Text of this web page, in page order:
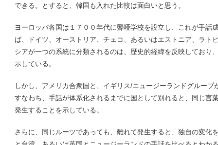
できる。とすると、韓国も入れた比較は面白いと思う。
ヨーロッパ各国は１７００年代に聾唖学校を設立し、これが手話
ば、ドイツ、オーストリア、チェコ、あるいはエストニア、ラト
シアが一つの系統に分類されるのは、歴史的経緯を反映しており
示している。
しかし、アメリカ合衆国と、イギリス/ニュージーランドグルー
すなわち、手話が体系化されるまでに国として別れると、同じ言
発生することを示している。
さらに、同じルーツであっても、離れて発生すると、独自の変化